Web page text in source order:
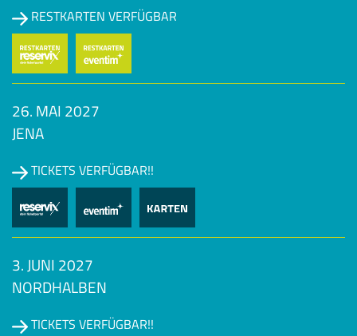
RESTKARTEN VERFÜGBAR
26. MAI 2027
JENA
TICKETS VERFÜGBAR!!
3. JUNI 2027
NORDHALBEN
TICKETS VERFÜGBAR!!